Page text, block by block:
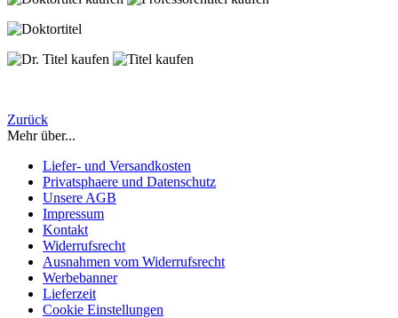
Zurück
Mehr über...
Liefer- und Versandkosten
Privatsphaere und Datenschutz
Unsere AGB
Impressum
Kontakt
Widerrufsrecht
Ausnahmen vom Widerrufsrecht
Werbebanner
Lieferzeit
Cookie Einstellungen